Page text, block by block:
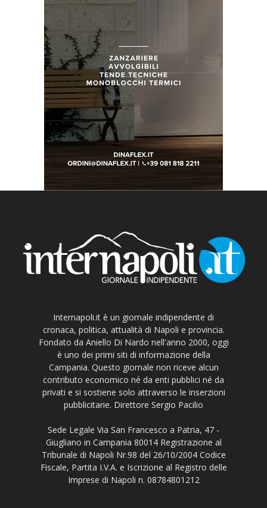
Internapoli.it è un giornale indipendente di
cronaca, politica, attualità di Napoli e provincia.
Fondato da Aniello Di Nardo nell'anno 2000, oggi
è uno dei primi siti di informazione della
Campania. Questo giornale non riceve alcun
contributo economico né da enti pubblici né da
privati e si sostiene solo attraverso le inserzioni
pubblicitarie. Direttore Sergio Pacilio
Sede Legale Via San Francesco a Patria, 47 -
Giugliano in Campania 80014 Registrazione al
Tribunale di Napoli Nr.98 del 26/10/2004 Codice
Fiscale, Partita I.V.A. e Iscrizione al Registro delle
Imprese di Napoli n. 08784801212